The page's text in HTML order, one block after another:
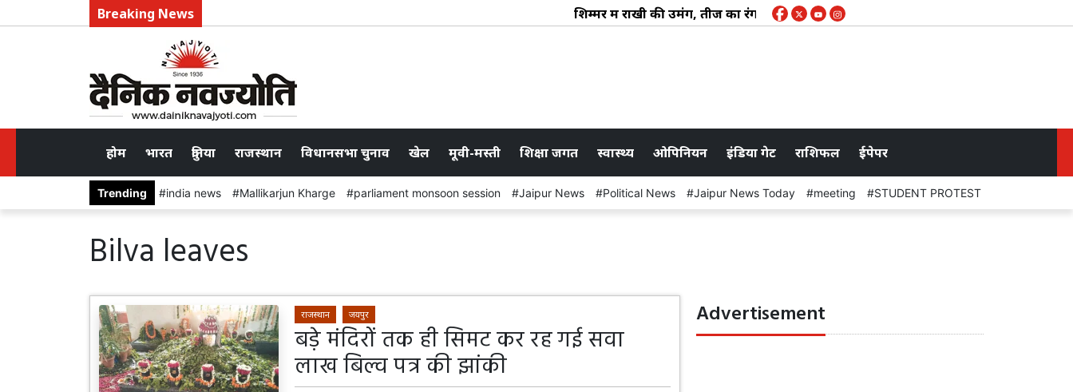
Breaking News शिम्मर में राखी की उमंग, तीज का रंग और हरियाली का संगम : 41वें संस्करण में देशभर की 100 से
होम भारत दुनिया राजस्थान विधानसभा चुनाव खेल मूवी-मस्ती शिक्षा जगत स्वास्थ्य ओपिनियन इंडिया गेट राशिफल ईपेपर
Trending india news Mallikarjun Kharge parliament monsoon session Jaipur News Political News Jaipur News Today meeting STUDENT PROTEST
Bilva leaves
राजस्थान जयपुर
बड़े मंदिरों तक ही सिमट कर रह गई सवा
लाख बिल्व पत्र की झांकी
Advertisement